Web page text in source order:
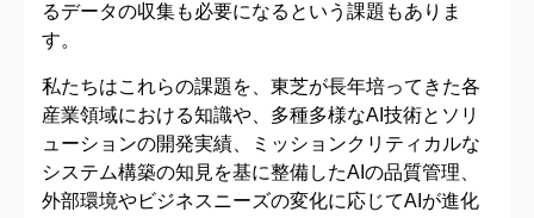
るデータの収集も必要になるという課題もありま
す。
私たちはこれらの課題を、東芝が長年培ってきた各
産業領域における知識や、多種多様なAI技術とソリ
ューションの開発実績、ミッションクリティカルな
システム構築の知見を基に整備したAIの品質管理、
外部環境やビジネスニーズの変化に応じてAIが進化